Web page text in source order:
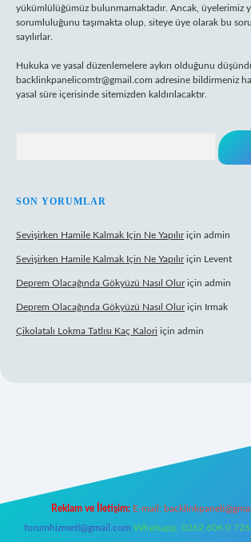
yükümlülüğümüz bulunmamaktadır. Ancak, üyelerimiz
sorumluluğunu taşımakta olup, siteye üye olarak bu
sayılırlar.
Hukuka ve yasal düzenlemelere aykırı olduğunu
backlinkpanelicomtr@gmail.com adresine bildirmeniz
yasal süre içerisinde sitemizden kaldırılacaktır.
SON YORUMLAR
Sevişirken Hamile Kalmak Için Ne Yapılıriçin admin
Sevişirken Hamile Kalmak Için Ne Yapılıriçin Levent
Deprem Olacağında Gökyüzü Nasıl Oluriçin admin
Deprem Olacağında Gökyüzü Nasıl Oluriçin Irmak
Çikolatalı Lokma Tatlısı Kaç Kalori için admin
Reklam ve İletişim: E-mail:
forumhizmeti@gmail.com Whatsapp: 0262 606 0 726